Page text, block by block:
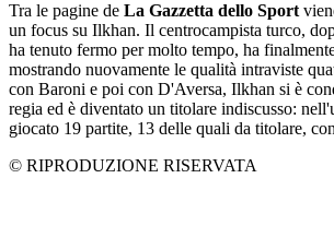
Tra le pagine de La Gazzetta dello Sport
un focus su Ilkhan. Il centrocampista turco,
ha tenuto fermo per molto tempo, ha
mostrando nuovamente le qualità intraviste
con Baroni e poi con D'Aversa, Ilkhan si è
regia ed è diventato un titolare indiscusso:
giocato 19 partite, 13 delle quali da titolare,
© RIPRODUZIONE RISERVATA